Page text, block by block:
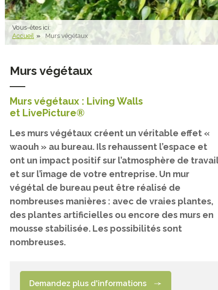
Vous-êtes ici:
Accueil Murs végétaux
Murs végétaux
Murs végétaux : Living Walls
et LivePicture®
Les murs végétaux créent un véritable effet «
waouh » au bureau. Ils rehaussent l’espace et
ont un impact positif sur l’atmosphère de
et sur l’image de votre entreprise. Un mur
végétal de bureau peut être réalisé de
nombreuses manières : avec de vraies plantes,
des plantes artificielles ou encore des murs en
mousse stabilisée. Les possibilités sont
nombreuses.
Demandez plus d'informations